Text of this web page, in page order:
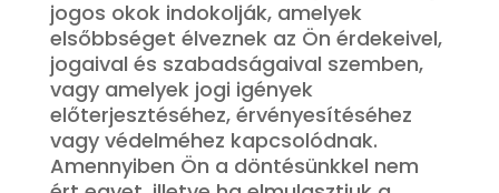
jogos okok indokolják, amelyek
elsőbbséget élveznek az Ön érdekeivel,
jogaival és szabadságaival szemben,
vagy amelyek jogi igények
előterjesztéséhez, érvényesítéséhez
vagy védelméhez kapcsolódnak.
Amennyiben Ön a döntésünkkel nem